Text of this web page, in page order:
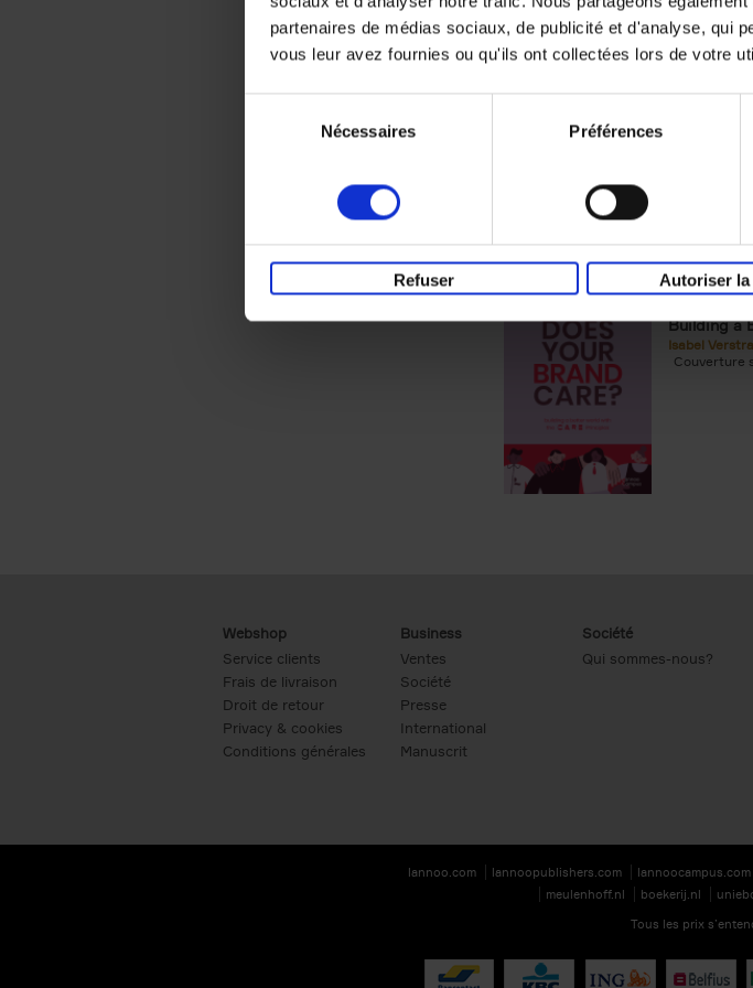
partenaires de médias sociaux, de publicité et d'analyse, qui
vous leur avez fournies ou qu'ils ont collectées lors de votre
Nécessaires Préférences
Refuser Autoriser
Digital
Does
Building a
Isabel
Couverture
Webshop
Service clients
Frais de livraison
Droit de retour
Privacy & cookies
Conditions générales
Business
Ventes
Société
Presse
International
Manuscrit
Société
Qui sommes-nous?
lannoo.com lannoopublishers.com lannoocampus.com
meulenhoff.nl
boekerij.nl
Tous les prix